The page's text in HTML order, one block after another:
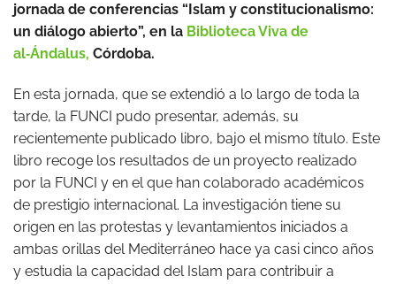
jornada de conferencias “Islam y constitucionalismo:
un diálogo abierto”, en la Biblioteca Viva de
al‑Ándalus, Córdoba.
En esta jornada, que se extendió a lo largo de toda la
tarde, la FUNCI pudo presentar, además, su
recientemente publicado libro, bajo el mismo título. Este
libro recoge los resultados de un proyecto realizado
por la FUNCI y en el que han colaborado académicos
de prestigio internacional. La investigación tiene su
origen en las protestas y levantamientos iniciados a
ambas orillas del Mediterráneo hace ya casi cinco años
y estudia la capacidad del Islam para contribuir a